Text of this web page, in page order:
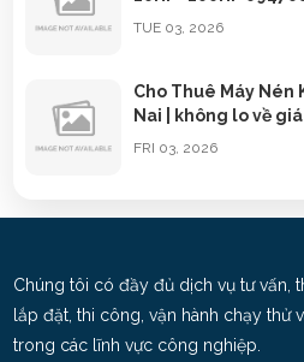
TUE 03, 2026
Cho Thuê Máy Nén
Nai | không lo về
FRI 03, 2026
0947080688
Chúng tôi có đầy đủ dịch vụ tư vấn,
lắp đặt, thi công, vận hành chạy thử
trong các lĩnh vực công nghiệp.